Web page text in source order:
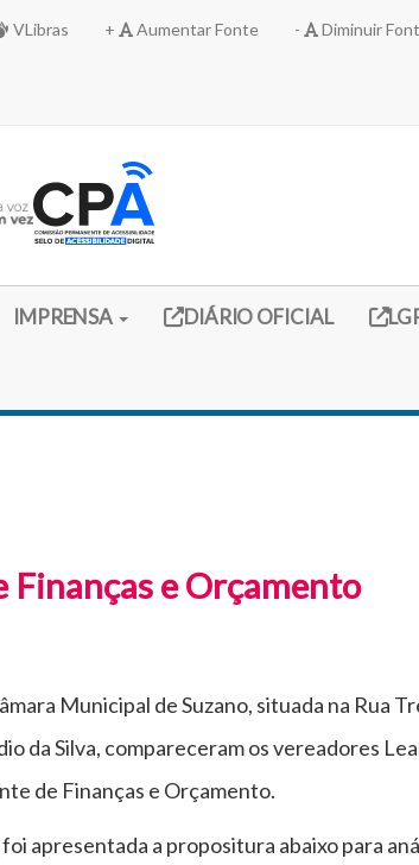
VLibras + Aumentar Fonte - Diminuir
IMPRENSA Link externo (site do diario
DIÁRIO OFICIAL Link
Finanças e Orçamento
Municipal de Suzano, situada na Rua
da Silva, compareceram os vereadores
de Finanças e Orçamento.
apresentada a propositura abaixo para